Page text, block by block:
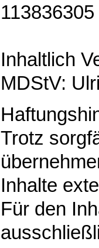
113836305
Inhaltlich
MDStV:
Trotz
Inhalte
Für den